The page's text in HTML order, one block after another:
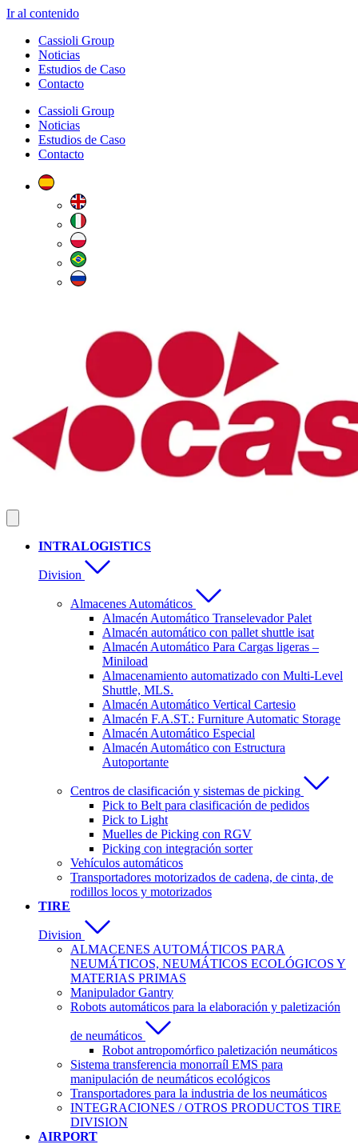
Ir al contenido
Cassioli Group
Noticias
Estudios de Caso
Contacto
Cassioli Group
Noticias
Estudios de Caso
Contacto
INTRALOGISTICS
Division
Almacenes Automáticos
Almacén Automático Transelevador Palet
Almacén automático con pallet shuttle isat
Almacén Automático Para Cargas ligeras –
Miniload
Almacenamiento automatizado con Multi-Level
Shuttle, MLS.
Almacén Automático Vertical Cartesio
Almacén F.A.ST.: Furniture Automatic Storage
Almacén Automático Especial
Almacén Automático con Estructura
Autoportante
Centros de clasificación y sistemas de picking
Pick to Belt para clasificación de pedidos
Pick to Light
Muelles de Picking con RGV
Picking con integración sorter
Vehículos automáticos
Transportadores motorizados de cadena, de cinta, de
rodillos locos y motorizados
TIRE
Division
ALMACENES AUTOMÁTICOS PARA
NEUMÁTICOS, NEUMÁTICOS ECOLÓGICOS Y
MATERIAS PRIMAS
Manipulador Gantry
Robots automáticos para la elaboración y paletización
de neumáticos
Robot antropomórfico paletización neumáticos
Sistema transferencia monorraíl EMS para
manipulación de neumáticos ecológicos
Transportadores para la industria de los neumáticos
INTEGRACIONES / OTROS PRODUCTOS TIRE
DIVISION
AIRPORT